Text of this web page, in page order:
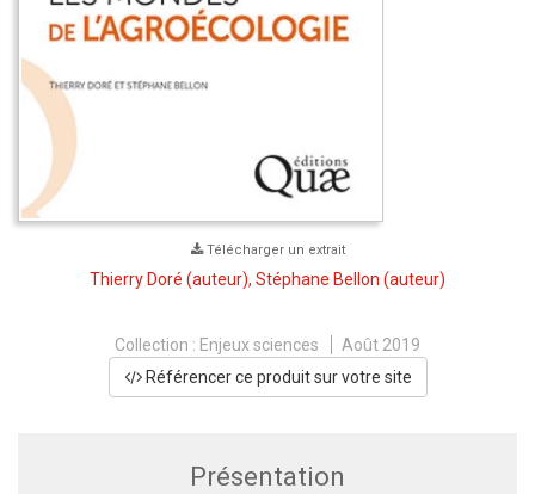
Télécharger un extrait
Thierry Doré (auteur), Stéphane Bellon (auteur)
Collection : Enjeux sciences
Août 2019
Référencer ce produit sur votre site
Présentation